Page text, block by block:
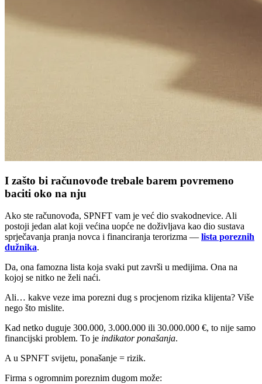
I zašto bi računovođe trebale barem povremeno
baciti oko na nju
Ako ste računovođa, SPNFT vam je već dio svakodnevice. Ali
postoji jedan alat koji većina uopće ne doživljava kao dio sustava
sprječavanja pranja novca i financiranja terorizma — lista poreznih
dužnika.
Da, ona famozna lista koja svaki put završi u medijima. Ona na
kojoj se nitko ne želi naći.
Ali… kakve veze ima porezni dug s procjenom rizika klijenta? Više
nego što mislite.
Kad netko duguje 300.000, 3.000.000 ili 30.000.000 €, to nije samo
financijski problem. To je indikator ponašanja.
A u SPNFT svijetu, ponašanje = rizik.
Firma s ogromnim poreznim dugom može: